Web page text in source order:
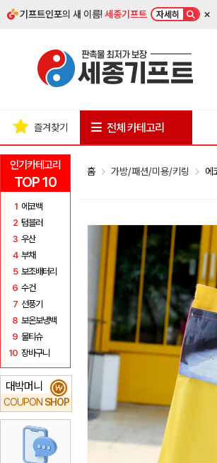
기프트인포의 새 이름!세종기프트 자세히 ×
인기카테고리
TOP 10
1 에코백
2 텀블러
3 우산
4 부채
5 보조배터리
6 수건
7 선풍기
8 보온보냉백
9 물티슈
10 장바구니
대박머니
COUPON SHOP
₩
즐겨찾기 전체 카테고리
홈 가방/패션/미용/키링 에